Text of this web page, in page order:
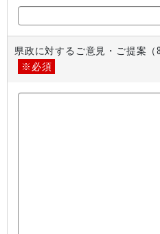
県政に対するご意見・ご提案（
※必須